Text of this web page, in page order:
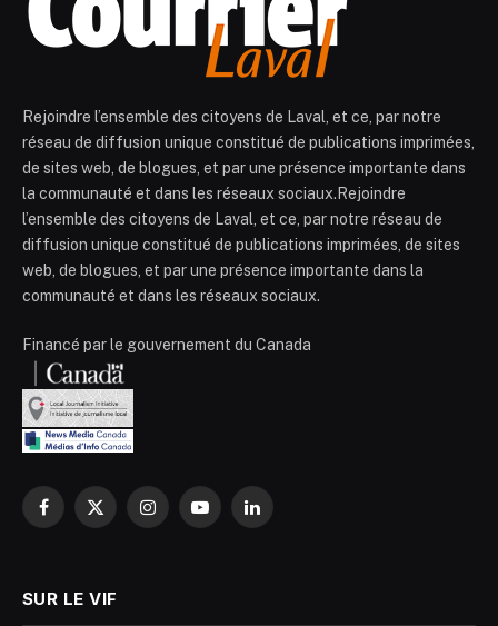
Rejoindre l’ensemble des citoyens de Laval, et ce, par notre
réseau de diffusion unique constitué de publications imprimées,
de sites web, de blogues, et par une présence importante dans
la communauté et dans les réseaux sociaux.Rejoindre
l’ensemble des citoyens de Laval, et ce, par notre réseau de
diffusion unique constitué de publications imprimées, de sites
web, de blogues, et par une présence importante dans la
communauté et dans les réseaux sociaux.
Financé par le gouvernement du Canada
Facebook
X
InstagramYouTubeLinkedIn
SUR LE VIF